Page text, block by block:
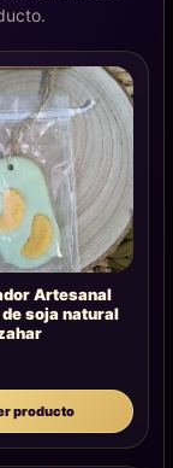
Artesanal
soja natural
producto